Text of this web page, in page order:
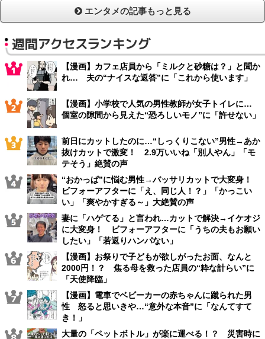
エンタメの記事もっと見る
週間アクセスランキング
【漫画】カフェ店員から「ミルクと砂糖は？」と聞か
れ… 夫の“ナイスな返答”に「これから使います」
【漫画】小学校で人気の男性教師が女子トイレに…
個室の隙間から見えた“恐ろしいモノ”に「許せない」
前日にカットしたのに…“しっくりこない”男性→あか
抜けカットで激変！ 2.9万いいね「別人やん」「モ
テそう」絶賛の声
“おかっぱ”に悩む男性→バッサリカットで大変身！
ビフォーアフターに「え、同じ人！？」「かっこい
い」「爽やかすぎる～」大絶賛の声
妻に「ハゲてる」と言われ…カットで解決→イケオジ
に大変身！ ビフォーアフターに「うちの夫もお願い
したい」「若返りハンパない」
【漫画】お祭りで子どもが欲しがったお面、なんと
2000円！？ 焦る母を救った店員の“粋な計らい”に
「天使降臨」
【漫画】電車でベビーカーの赤ちゃんに蹴られた男
性 怒ると思いきや…“意外な本音”に「なんてすて
き！」
大量の「ペットボトル」が楽に運べる！？ 災害時に